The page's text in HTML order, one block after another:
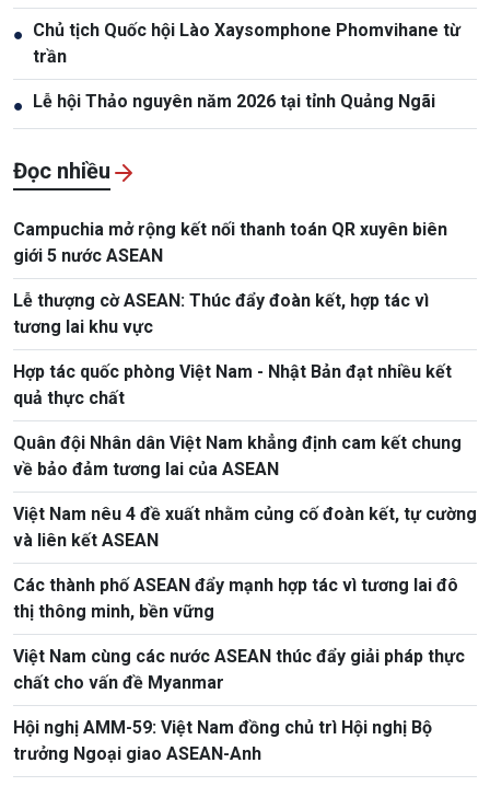
● Chủ tịch Quốc hội Lào Xaysomphone Phomvihane từ
trần
● Lễ hội Thảo nguyên năm 2026 tại tỉnh Quảng Ngãi
Đọc nhiều
Campuchia mở rộng kết nối thanh toán QR xuyên biên
giới 5 nước ASEAN
Lễ thượng cờ ASEAN: Thúc đẩy đoàn kết, hợp tác vì
tương lai khu vực
Hợp tác quốc phòng Việt Nam - Nhật Bản đạt nhiều kết
quả thực chất
Quân đội Nhân dân Việt Nam khẳng định cam kết chung
về bảo đảm tương lai của ASEAN
Việt Nam nêu 4 đề xuất nhằm củng cố đoàn kết, tự cường
và liên kết ASEAN
Các thành phố ASEAN đẩy mạnh hợp tác vì tương lai đô
thị thông minh, bền vững
Việt Nam cùng các nước ASEAN thúc đẩy giải pháp thực
chất cho vấn đề Myanmar
Hội nghị AMM-59: Việt Nam đồng chủ trì Hội nghị Bộ
trưởng Ngoại giao ASEAN-Anh